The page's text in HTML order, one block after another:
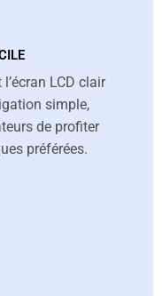
LCD clair
simple,
de profiter
préférées.